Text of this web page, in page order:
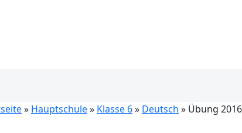
» Hauptschule» Klasse 6» Deutsch » Übung 2016